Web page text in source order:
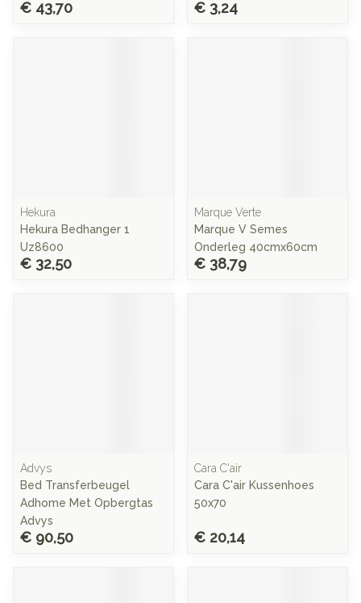
€ 43,70 € 3,24
Hekura
Hekura Bedhanger 1
Uz8600
€ 32,50
Marque Verte
Marque V Semes
Onderleg 40cmx60cm
€ 38,79
Advys
Bed Transferbeugel
Adhome Met Opbergtas
Advys
€ 90,50
Cara C'air
Cara C'air Kussenhoes
50x70
€ 20,14